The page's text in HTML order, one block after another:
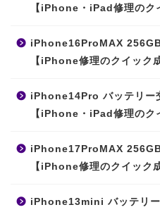
【iPhone・iPad修理のク
iPhone16ProMAX
【iPhone修理のクイック
iPhone14Pro バッテリー
【iPhone・iPad修理のク
iPhone17ProMAX
【iPhone修理のクイック
iPhone13mini バッテリー